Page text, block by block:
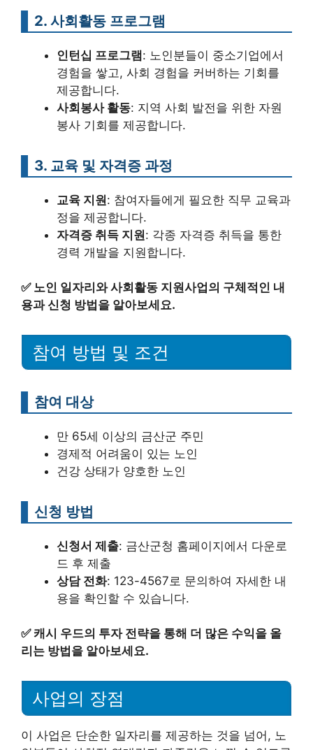
2. 사회활동 프로그램
인턴십 프로그램: 노인분들이 중소기업에서
경험을 쌓고, 사회 경험을 커버하는 기회를
제공합니다.
사회봉사 활동: 지역 사회 발전을 위한 자원
봉사 기회를 제공합니다.
3. 교육 및 자격증 과정
교육 지원: 참여자들에게 필요한 직무 교육과
정을 제공합니다.
자격증 취득 지원: 각종 자격증 취득을 통한
경력 개발을 지원합니다.
✅ 노인 일자리와 사회활동 지원사업의 구체적인 내
용과 신청 방법을 알아보세요.
참여 방법 및 조건
참여 대상
만 65세 이상의 금산군 주민
경제적 어려움이 있는 노인
건강 상태가 양호한 노인
신청 방법
신청서 제출: 금산군청 홈페이지에서 다운로
드 후 제출
상담 전화: 123-4567로 문의하여 자세한 내
용을 확인할 수 있습니다.
✅캐시 우드의 투자 전략을 통해 더 많은 수익을 올
리는 방법을 알아보세요.
사업의 장점
이 사업은 단순한 일자리를 제공하는 것을 넘어, 노